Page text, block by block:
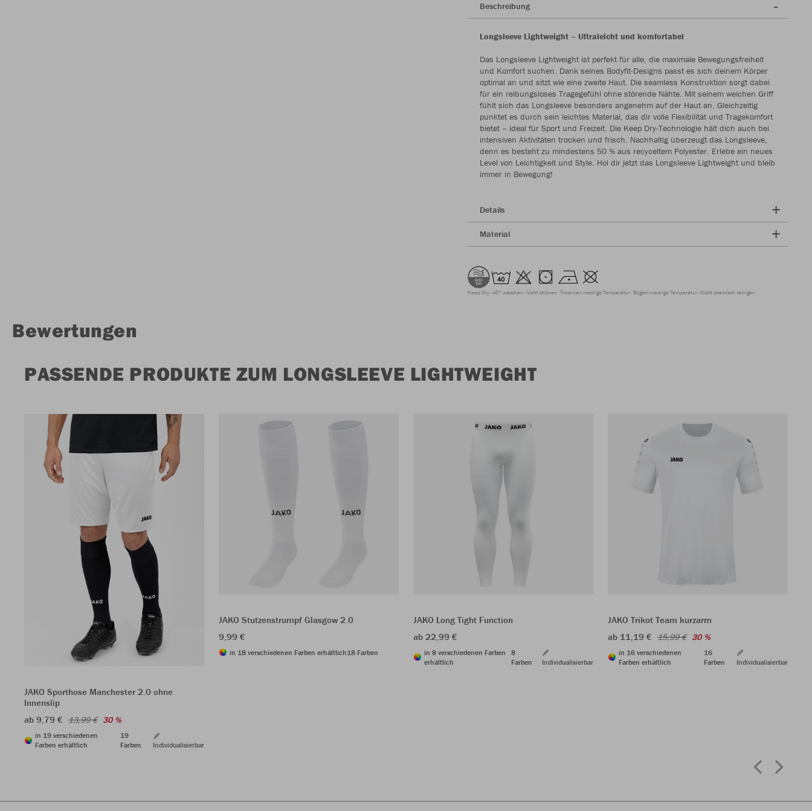
Beschreibung
Longsleeve Lightweight – Ultraleicht und komfortabel
Das Longsleeve Lightweight ist perfekt für alle, die maximale Bewegungsfreiheit
und Komfort suchen. Dank seines Bodyfit-Designs passt es sich deinem Körper
optimal an und sitzt wie eine zweite Haut. Die seamless Konstruktion sorgt dabei
für ein reibungsloses Tragegefühl ohne störende Nähte. Mit seinem weichen Griff
fühlt sich das Longsleeve besonders angenehm auf der Haut an. Gleichzeitig
punktet es durch sein leichtes Material, das dir volle Flexibilität und Tragekomfort
bietet – ideal für Sport und Freizeit. Die Keep Dry-Technologie hält dich auch bei
intensiven Aktivitäten trocken und frisch. Nachhaltig überzeugt das Longsleeve,
denn es besteht zu mindestens 50 % aus recyceltem Polyester. Erlebe ein neues
Level von Leichtigkeit und Style. Hol dir jetzt das Longsleeve Lightweight und bleib
immer in Bewegung!
Details
Material
Keep Dry 40° waschen Nicht chloren Trocknen niedrige Temperatur Bügeln niedrige Temperatur Nicht chemisch reinigen
Bewertungen
PASSENDE PRODUKTE ZUM LONGSLEEVE LIGHTWEIGHT
JAKO Sporthose Manchester 2.0 ohne
Innenslip
ab 9,79 € 13,99 € 30 %
in 19 verschiedenen
Farben erhältlich
19
Farben
Individualisierbar
JAKO Stutzenstrumpf Glasgow 2.0
9,99 €
in 18 verschiedenen Farben erhältlich18 Farben
JAKO Long Tight Function
ab 22,99 €
in 8 verschiedenen Farben
erhältlich
8
Farben
Individualisierbar
JAKO Trikot Team kurzarm
ab 11,19 € 15,99 € 30 %
in 16 verschiedenen
Farben erhältlich
16
Farben
Individualisierbar